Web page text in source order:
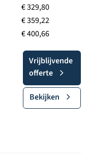
€ 329,80
€ 359,22
€ 400,66
Vrijblijvende
offerte
Bekijken